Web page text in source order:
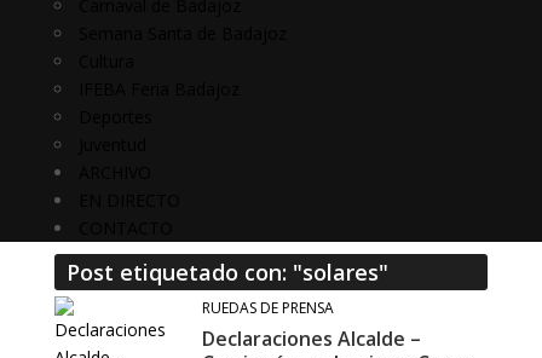
Post etiquetado con: "solares"
RUEDAS DE PRENSA
Declaraciones Alcalde –